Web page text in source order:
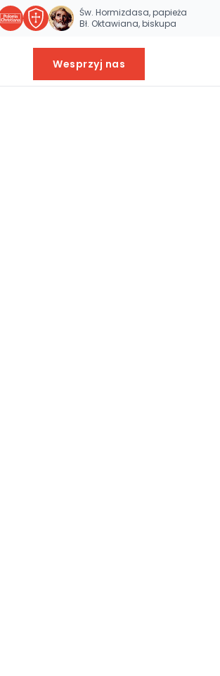
Św. Hormizdasa, papieża
Bł. Oktawiana, biskupa
Wesprzyj nas